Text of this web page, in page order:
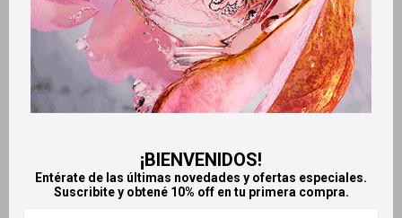
¡BIENVENIDOS!
Entérate de las últimas novedades y ofertas especiales.
Suscribite y obtené 10% off en tu primera compra.